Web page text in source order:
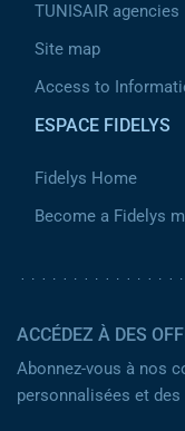
TUNISAIR agencies
Site map
Access to
ESPACE FIDELYS
Fidelys Home
Become a Fidelys
ACCÉDEZ À DES
Abonnez-vous à nos
personnalisées et des